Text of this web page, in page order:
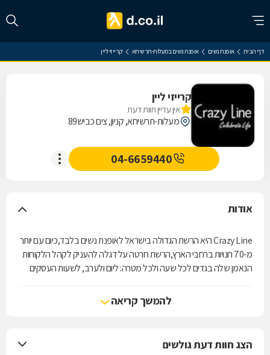
דף הבית אופנת נשים אופנת נשים במעלות-תרשיחא קרייזי ליין
קרייזי ליין
אין עדיין חוות דעת
מעלות-תרשיחא, קניון, צים כביש89
04-6659440
אודות
Crazy Line היא הרשת הגדולה בישראל לאופנת נשים בלבד,כיום עם יותר
מ-70 חנויות ברחבי הארץ,הרשת חרטה על דגלה להעניק לקהל הלקוחות
הנאמן שלה בגדים לכל שעה ולכל מטרה: ליום ולערב, לשעות העסקים
הקהל שלה, מחויבת ללמוד את טעמן, להבין את צרכיהן ולתרגם עבורן את
המגמות באופנה העולמית לפריטים לבישים, נשיים ומחמיאים המותאמים
להמשך קריאה
הצג חוות דעת גולשים